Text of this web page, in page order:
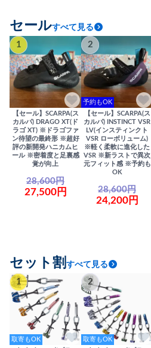
セールすべて見る
1
【セール】SCARPA(ス
カルパ) DRAGO XT(ド
ラゴ XT) ※ドラゴファ
ン待望の最終形 ※超好
評の新開発ハニカムヒ
ール ※密着度と足裏感
覚が向上
28,600円
27,500円
2
予約もOK
【セール】SCARPA(ス
カルパ) INSTINCT VSR
LV(インスティンクト
VSR ローボリューム)
※軽く柔軟に進化した
VSR ※新ラストで異次
元フィット感 ※予約も
OK
28,600円
24,200円
セット割 すべて見る
1
取寄もOK
2
取寄もOK